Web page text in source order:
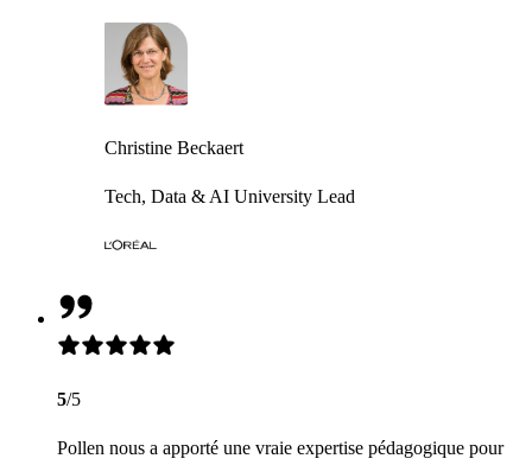
Christine Beckaert
Tech, Data & AI University Lead
5/5
Pollen nous a apporté une vraie expertise pédagogique pour